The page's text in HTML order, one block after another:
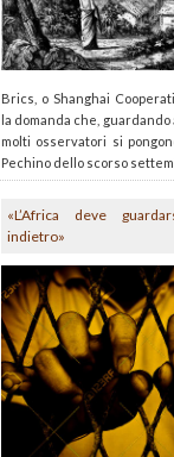
Brics, o Shanghai
la domanda che, guardando
molti osservatori si
Pechino dello scorso
«L’Africa deve
indietro»